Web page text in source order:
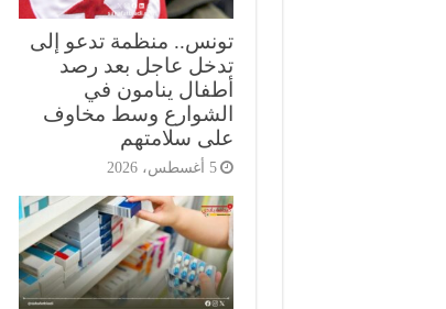
تونس.. منظمة تدعو إلى
تدخل عاجل بعد رصد
أطفال ينامون في
الشوارع وسط مخاوف
على سلامتهم
5 أغسطس، 2026